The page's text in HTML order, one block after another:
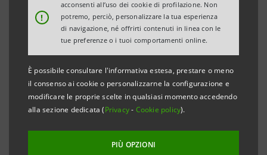
!
acconsenti all’uso dei cookie di profilazione. Non
potremo, perciò, personalizzare la tua esperienza
di navigazione, né offrirti contenuti in linea con le
tue preferenze o i tuoi comportamenti online.
È possibile consultare l'informativa estesa, prestare o meno
il consenso ai cookie o personalizzarne la configurazione e
modificare le proprie scelte in qualsiasi momento accedendo
alla sezione dedicata (Privacy- Cookie policy).
PIÙ OPZIONI
Su 59 nuove borse di studio distribuite dal Gruppo,
per la prima volta 30 saranno dedicate ai figli dei
clienti
Milano, 1 luglio 2013 - Intesa Sanpaolo, in
collaborazione con Fondazione Intercultura, anche